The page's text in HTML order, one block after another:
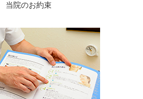
当院のお約束